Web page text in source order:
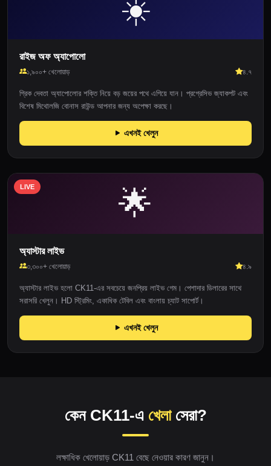
☀️
রাইজ অফ অ্যাপোলো
১,৯০০+ খেলোয়াড় ৪.৭
গ্রিক দেবতা অ্যাপোলোর শক্তি নিয়ে বড় জয়ের পথে এগিয়ে যান। প্রগ্রেসিভ জ্যাকপট এবং
বিশেষ মিথোলজি বোনাস রাউন্ড আপনার জন্য অপেক্ষা করছে।
এখনই খেলুন
🌟
LIVE
অ্যাস্টার লাইভ
৩,৩০০+ খেলোয়াড় ৪.৯
অ্যাস্টার লাইভ হলো CK11-এর সবচেয়ে জনপ্রিয় লাইভ গেম। পেশাদার ডিলারের সাথে
সরাসরি খেলুন। HD স্ট্রিমিং, একাধিক টেবিল এবং বাংলায় চ্যাট সাপোর্ট।
এখনই খেলুন
কেন CK11-এ খেলাসেরা?
লক্ষাধিক খেলোয়াড় CK11 বেছে নেওয়ার কারণ জানুন।